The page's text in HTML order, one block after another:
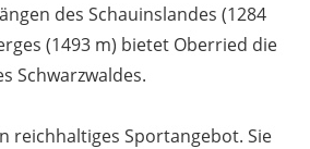
des Schauinslandes (1284
(1493 m) bietet Oberried die
Schwarzwaldes.
reichhaltiges Sportangebot. Sie